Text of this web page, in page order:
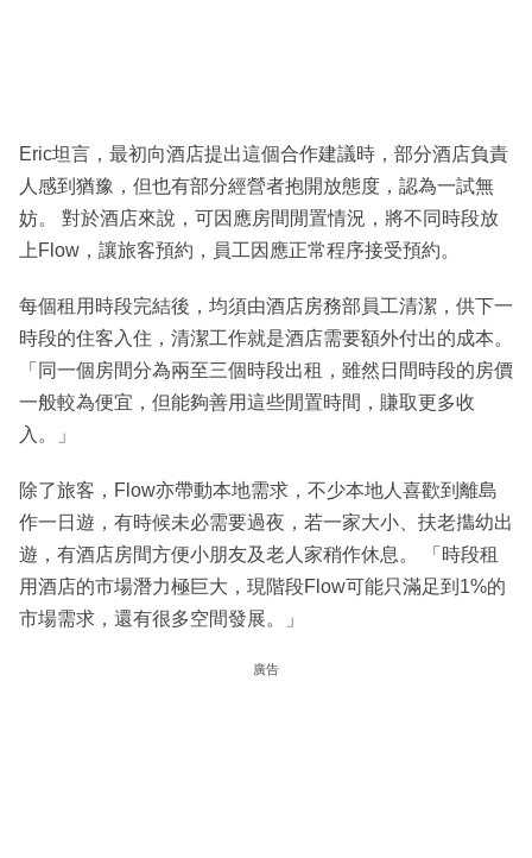
Eric坦言，最初向酒店提出這個合作建議時，部分酒店負責
人感到猶豫，但也有部分經營者抱開放態度，認為一試無
妨。 對於酒店來說，可因應房間閒置情況，將不同時段放
上Flow，讓旅客預約，員工因應正常程序接受預約。
每個租用時段完結後，均須由酒店房務部員工清潔，供下一
時段的住客入住，清潔工作就是酒店需要額外付出的成本。
「同一個房間分為兩至三個時段出租，雖然日間時段的房價
一般較為便宜，但能夠善用這些閒置時間，賺取更多收
入。」
除了旅客，Flow亦帶動本地需求，不少本地人喜歡到離島
作一日遊，有時候未必需要過夜，若一家大小、扶老㩦幼出
遊，有酒店房間方便小朋友及老人家稍作休息。 「時段租
用酒店的市場潛力極巨大，現階段Flow可能只滿足到1%的
市場需求，還有很多空間發展。」
廣告